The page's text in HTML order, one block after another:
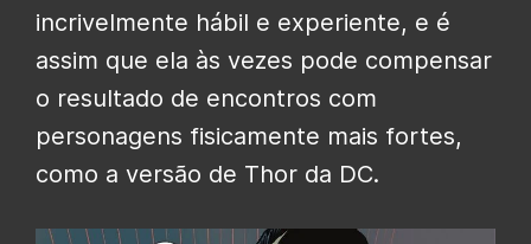
incrivelmente hábil e experiente, e é
assim que ela às vezes pode compensar
o resultado de encontros com
personagens fisicamente mais fortes,
como a versão de Thor da DC.